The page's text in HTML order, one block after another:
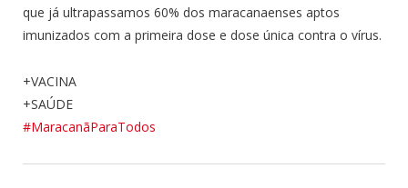
que já ultrapassamos 60% dos maracanaenses aptos
imunizados com a primeira dose e dose única contra o vírus.
+VACINA
+SAÚDE
#MaracanãParaTodos